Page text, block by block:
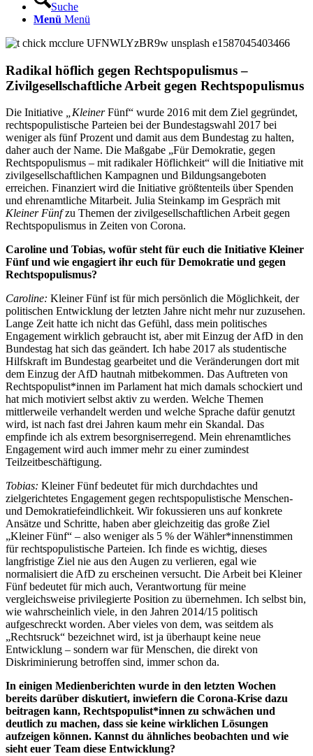
Suche
Menü Menü
Radikal höflich gegen Rechtspopulismus –
Zivilgesellschaftliche Arbeit gegen Rechtspopulismus
Die Initiative „KleinerFünf“ wurde 2016 mit dem Ziel gegründet,
rechtspopulistische Parteien bei der Bundestagswahl 2017 bei
weniger als fünf Prozent und damit aus dem Bundestag zu halten,
daher auch der Name. Die Maßgabe „Für Demokratie, gegen
Rechtspopulismus – mit radikaler Höflichkeit“ will die Initiative mit
zivilgesellschaftlichen Kampagnen und Bildungsangeboten
erreichen. Finanziert wird die Initiative größtenteils über Spenden
und ehrenamtliche Mitarbeit. Julia Steinkamp im Gespräch mit
Kleiner Fünfzu Themen der zivilgesellschaftlichen Arbeit gegen
Rechtspopulismus in Zeiten von Corona.
Caroline und Tobias, wofür steht für euch die Initiative Kleiner
Fünf und wie engagiert ihr euch für Demokratie und gegen
Rechtspopulismus?
Caroline: Kleiner Fünf ist für mich persönlich die Möglichkeit, der
politischen Entwicklung der letzten Jahre nicht mehr nur zuzusehen.
Lange Zeit hatte ich nicht das Gefühl, dass mein politisches
Engagement wirklich gebraucht ist, aber mit Einzug der AfD in den
Bundestag hat sich das geändert. Ich habe 2017 als studentische
Hilfskraft im Bundestag gearbeitet und die Veränderungen dort mit
dem Einzug der AfD hautnah mitbekommen. Das Auftreten von
Rechtspopulist*innen im Parlament hat mich damals schockiert und
hat mich motiviert selbst aktiv zu werden. Welche Themen
mittlerweile verhandelt werden und welche Sprache dafür genutzt
wird, ist nach fast drei Jahren kaum mehr ein Skandal. Das
empfinde ich als extrem besorgniserregend. Mein ehrenamtliches
Engagement wird auch immer mehr zu einer zumindest
Teilzeitbeschäftigung.
Tobias: Kleiner Fünf bedeutet für mich durchdachtes und
zielgerichtetes Engagement gegen rechtspopulistische Menschen-
und Demokratiefeindlichkeit. Wir fokussieren uns auf konkrete
Ansätze und Schritte, haben aber gleichzeitig das große Ziel
„Kleiner Fünf“ – also weniger als 5 % der Wähler*innenstimmen
für rechtspopulistische Parteien. Ich finde es wichtig, dieses
langfristige Ziel nie aus den Augen zu verlieren, egal wie
normalisiert die AfD zu erscheinen versucht. Die Arbeit bei Kleiner
Fünf bedeutet für mich auch, Verantwortung für meine
vergleichsweise privilegierte Position zu übernehmen. Ich selbst bin,
wie wahrscheinlich viele, in den Jahren 2014/15 politisch
aufgeschreckt worden. Aber vieles von dem, was seitdem als
„Rechtsruck“ bezeichnet wird, ist ja überhaupt keine neue
Entwicklung – sondern war für Menschen, die direkt von
Diskriminierung betroffen sind, immer schon da.
In einigen Medienberichten wurde in den letzten Wochen
bereits darüber diskutiert, inwiefern die Corona-Krise dazu
beitragen kann, Rechtspopulist*innen zu schwächen und
deutlich zu machen, dass sie keine wirklichen Lösungen
aufzeigen können. Kannst du ähnliches beobachten und wie
sieht euer Team diese Entwicklung?